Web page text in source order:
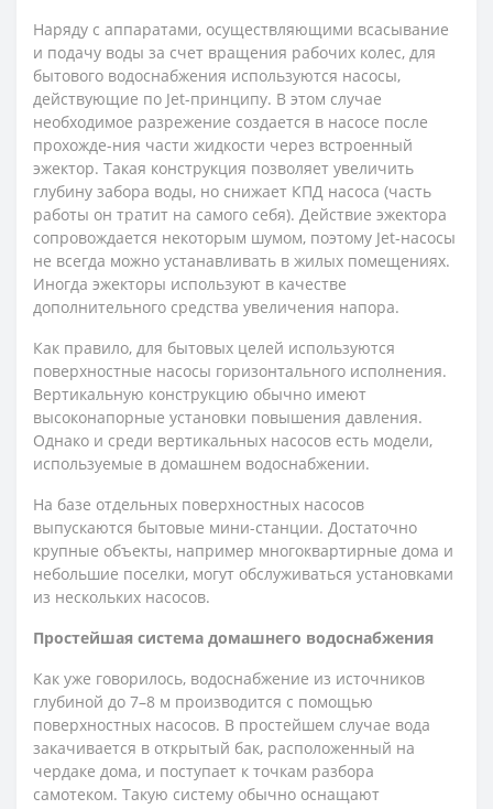
Наряду с аппаратами, осуществляющими всасывание
и подачу воды за счет вращения рабочих колес, для
бытового водоснабжения используются насосы,
действующие по Jet-принципу. В этом случае
необходимое разрежение создается в насосе после
прохожде-ния части жидкости через встроенный
эжектор. Такая конструкция позволяет увеличить
глубину забора воды, но снижает КПД насоса (часть
работы он тратит на самого себя). Действие эжектора
сопровождается некоторым шумом, поэтому Jet-насосы
не всегда можно устанавливать в жилых помещениях.
Иногда эжекторы используют в качестве
дополнительного средства увеличения напора.
Как правило, для бытовых целей используются
поверхностные насосы горизонтального исполнения.
Вертикальную конструкцию обычно имеют
высоконапорные установки повышения давления.
Однако и среди вертикальных насосов есть модели,
используемые в домашнем водоснабжении.
На базе отдельных поверхностных насосов
выпускаются бытовые мини-станции. Достаточно
крупные объекты, например многоквартирные дома и
небольшие поселки, могут обслуживаться установками
из нескольких насосов.
Простейшая система домашнего водоснабжения
Как уже говорилось, водоснабжение из источников
глубиной до 7–8 м производится с помощью
поверхностных насосов. В простейшем случае вода
закачивается в открытый бак, расположенный на
чердаке дома, и поступает к точкам разбора
самотеком. Такую систему обычно оснащают